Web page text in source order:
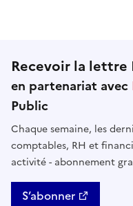
Recevoir la lettre
en partenariat avec
Public
Chaque semaine, les
comptables, RH et
activité - abonnement
S’abonner